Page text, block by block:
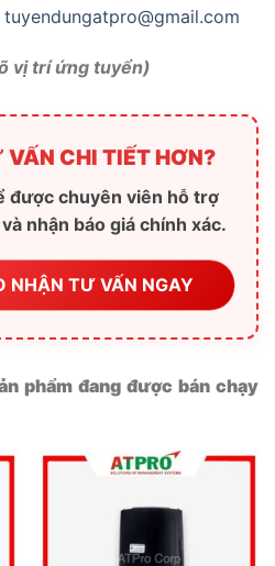
tuyendungatpro@gmail.com
vị trí ứng tuyển)
VẤN CHI TIẾT HƠN?
được chuyên viên hỗ trợ
nhận báo giá chính xác.
NHẬN TƯ VẤN NGAY
phẩm đang được bán chạy